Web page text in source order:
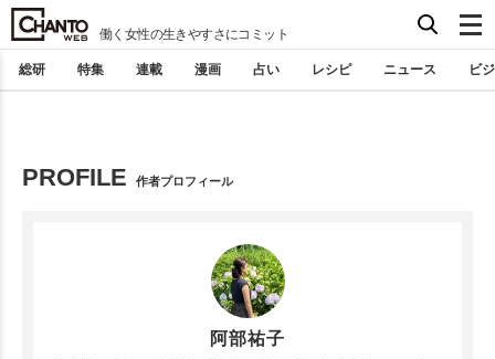
働く女性の生きやすさにコミット
総研 特集 連載 漫画 占い レシピ ニュース ビ
PROFILE 作者プロフィール
阿部祐子